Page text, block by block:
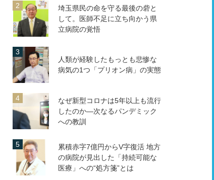
埼玉県民の命を守る最後の砦と
して。医師不足に立ち向かう県
立病院の覚悟
人類が経験したもっとも悲惨な
病気の1つ「プリオン病」の実態
なぜ新型コロナは5年以上も流行
したのか―次なるパンデミック
への教訓
累積赤字7億円からV字復活 地方
の病院が見出した「持続可能な
医療」への“処方箋”とは